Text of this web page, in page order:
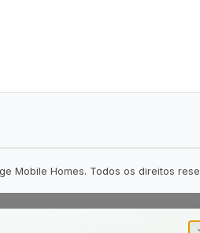
Mobile Homes. Todos os direitos